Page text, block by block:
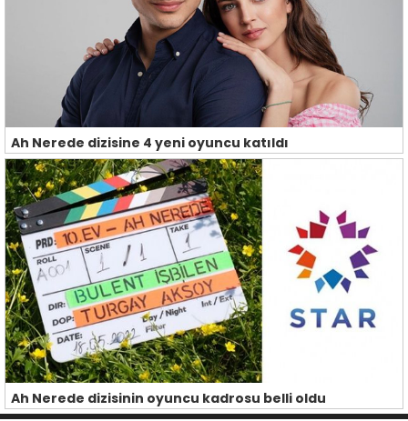
Ah Nerede dizisine 4 yeni oyuncu katıldı
Ah Nerede dizisinin oyuncu kadrosu belli oldu